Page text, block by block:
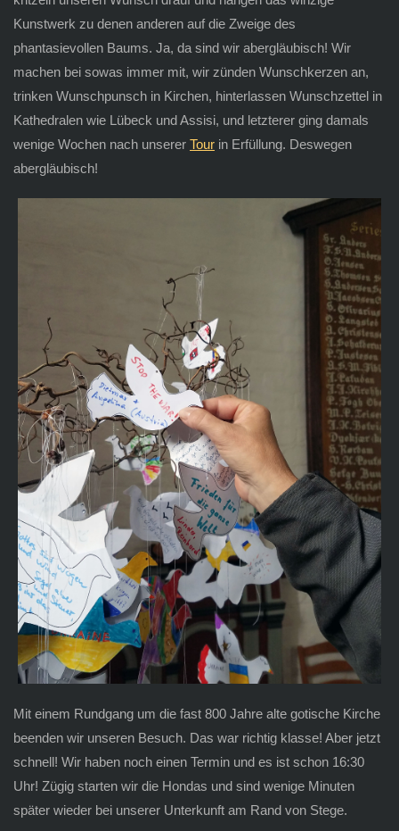
Kunstwerk zu denen anderen auf die Zweige des
phantasievollen Baums. Ja, da sind wir abergläubisch! Wir
machen bei sowas immer mit, wir zünden Wunschkerzen an,
trinken Wunschpunsch in Kirchen, hinterlassen Wunschzettel in
Kathedralen wie Lübeck und Assisi, und letzterer ging damals
wenige Wochen nach unserer Tourin Erfüllung. Deswegen
abergläubisch!
Mit einem Rundgang um die fast 800 Jahre alte gotische Kirche
beenden wir unseren Besuch. Das war richtig klasse! Aber jetzt
schnell! Wir haben noch einen Termin und es ist schon 16:30
Uhr! Zügig starten wir die Hondas und sind wenige Minuten
später wieder bei unserer Unterkunft am Rand von Stege.